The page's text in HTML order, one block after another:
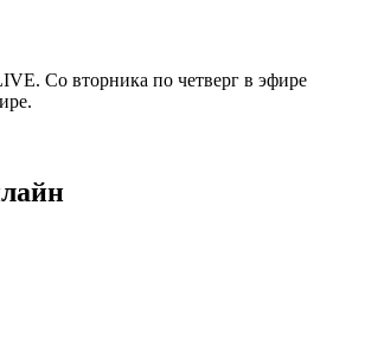
Со вторника по четверг в эфире